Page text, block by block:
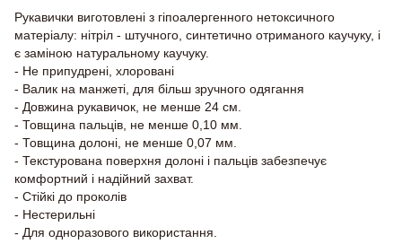
Рукавички виготовлені з гіпоалергенного нетоксичного
матеріалу: нітріл - штучного, синтетично отриманого каучуку, і
є заміною натуральному каучуку.
- Не припудрені, хлоровані
- Валик на манжеті, для більш зручного одягання
- Довжина рукавичок, не менше 24 см.
- Товщина пальців, не менше 0,10 мм.
- Товщина долоні, не менше 0,07 мм.
- Текстурована поверхня долоні і пальців забезпечує
комфортний і надійний захват.
- Стійкі до проколів
- Нестерильні
- Для одноразового використання.